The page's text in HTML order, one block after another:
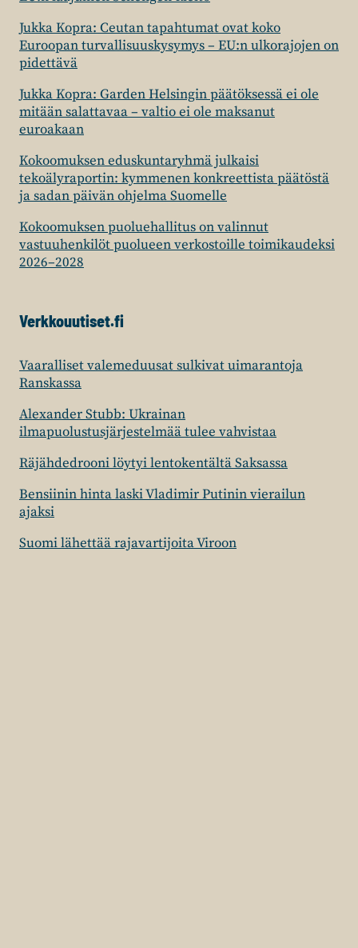
Jukka Kopra: Ceutan tapahtumat ovat koko
Euroopan turvallisuuskysymys – EU:n ulkorajojen on
pidettävä
Jukka Kopra: Garden Helsingin päätöksessä ei ole
mitään salattavaa – valtio ei ole maksanut
euroakaan
Kokoomuksen eduskuntaryhmä julkaisi
tekoälyraportin: kymmenen konkreettista päätöstä
ja sadan päivän ohjelma Suomelle
Kokoomuksen puoluehallitus on valinnut
vastuuhenkilöt puolueen verkostoille toimikaudeksi
2026–2028
Verkkouutiset.fi
Vaaralliset valemeduusat sulkivat uimarantoja
Ranskassa
Alexander Stubb: Ukrainan
ilmapuolustusjärjestelmää tulee vahvistaa
Räjähdedrooni löytyi lentokentältä Saksassa
Bensiinin hinta laski Vladimir Putinin vierailun
ajaksi
Suomi lähettää rajavartijoita Viroon